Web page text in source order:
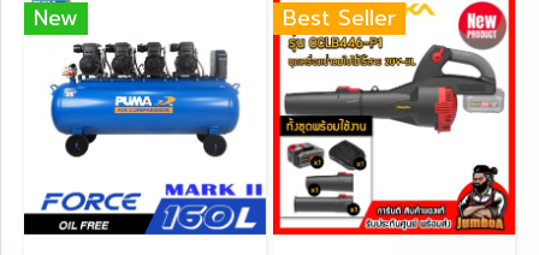
New Best Seller